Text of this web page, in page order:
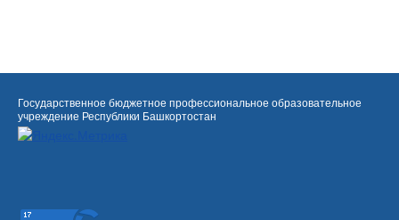
Государственное бюджетное профессиональное образовательное
учреждение Республики Башкортостан